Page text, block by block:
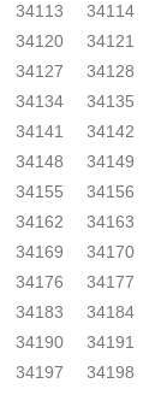
34113
34114
34120
34121
34127
34128
34134
34135
34141
34142
34148
34149
34155
34156
34162
34163
34169
34170
34176
34177
34183
34184
34190
34191
34197
34198